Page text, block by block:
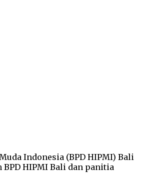
Indonesia (BPD HIPMI) Bali
BPD HIPMI Bali dan panitia